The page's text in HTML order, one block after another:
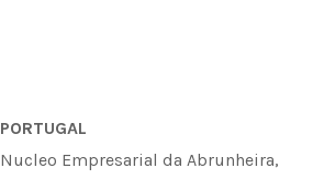
PORTUGAL
Nucleo Empresarial da Abrunheira,